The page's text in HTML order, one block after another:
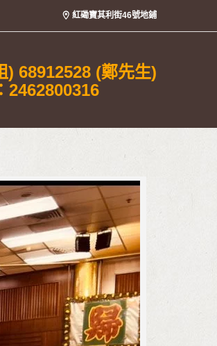
紅磡寶其利街46號地鋪
) 68912528 (鄭先生)
2462800316